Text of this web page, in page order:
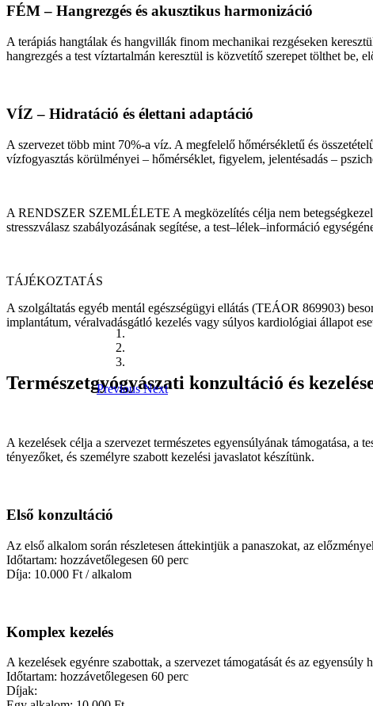
FÉM – Hangrezgés és akusztikus harmonizáció
A terápiás hangtálak és hangvillák finom mechanikai rezgéseken
hangrezgés a test víztartalmán keresztül is közvetítő szerepet tölthet be,
VÍZ – Hidratáció és élettani adaptáció
A szervezet több mint 70%-a víz. A megfelelő hőmérsékletű és
vízfogyasztás körülményei – hőmérséklet, figyelem, jelentésadás –
A RENDSZER SZEMLÉLETE A megközelítés célja nem
stresszválasz szabályozásának segítése, a test–lélek–információ
TÁJÉKOZTATÁS
A szolgáltatás egyéb mentál egészségügyi ellátás (TEÁOR 869903)
implantátum, véralvadásgátló kezelés vagy súlyos kardiológiai állapot
Természetgyógyászati konzultáció és
A kezelések célja a szervezet természetes egyensúlyának támogatása,
tényezőket, és személyre szabott kezelési javaslatot készítünk.
Első konzultáció
Az első alkalom során részletesen áttekintjük a panaszokat, az
Időtartam: hozzávetőlegesen 60 perc
Díja: 10.000 Ft / alkalom
Komplex kezelés
A kezelések egyénre szabottak, a szervezet támogatását és az egyensúly
Időtartam: hozzávetőlegesen 60 perc
Díjak:
Previous Next